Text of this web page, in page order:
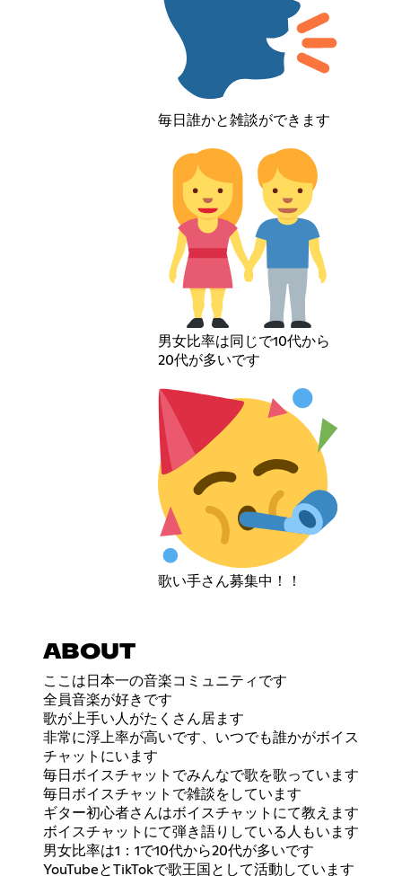
毎日誰かと雑談ができます
男女比率は同じで10代から
20代が多いです
歌い手さん募集中！！
ABOUT
ここは日本一の音楽コミュニティです
全員音楽が好きです
歌が上手い人がたくさん居ます
非常に浮上率が高いです、いつでも誰かがボイス
チャットにいます
毎日ボイスチャットでみんなで歌を歌っています
毎日ボイスチャットで雑談をしています
ギター初心者さんはボイスチャットにて教えます
ボイスチャットにて弾き語りしている人もいます
男女比率は1：1で10代から20代が多いです
YouTubeとTikTokで歌王国として活動しています